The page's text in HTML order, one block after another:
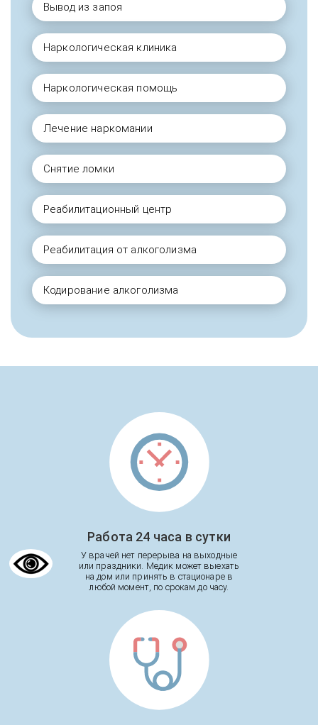
Вывод из запоя
Наркологическая клиника
Наркологическая помощь
Лечение наркомании
Снятие ломки
Реабилитационный центр
Реабилитация от алкоголизма
Кодирование алкоголизма
Работа 24 часа в сутки
У врачей нет перерыва на выходные
или праздники. Медик может выехать
на дом или принять в стационаре в
любой момент, по срокам до часу.